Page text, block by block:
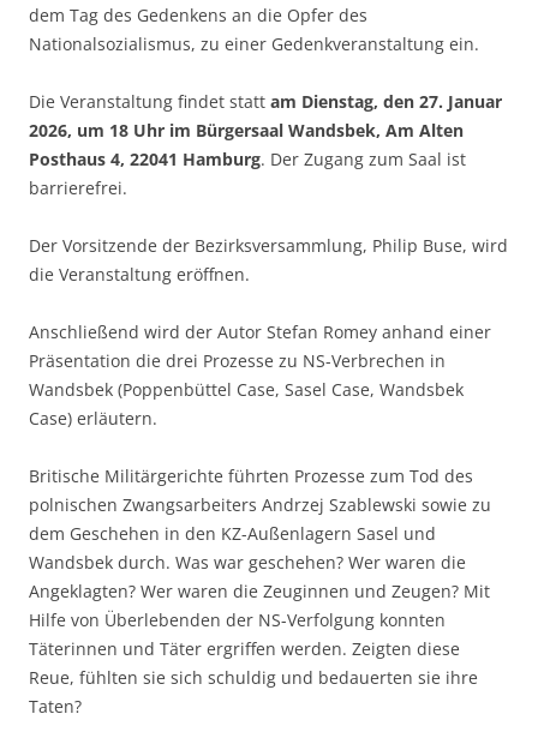
dem Tag des Gedenkens an die Opfer des
Nationalsozialismus, zu einer Gedenkveranstaltung ein.
Die Veranstaltung findet statt am Dienstag, den 27. Januar
2026, um 18 Uhr im Bürgersaal Wandsbek, Am Alten
Posthaus 4, 22041 Hamburg. Der Zugang zum Saal ist
barrierefrei.
Der Vorsitzende der Bezirksversammlung, Philip Buse, wird
die Veranstaltung eröffnen.
Anschließend wird der Autor Stefan Romey anhand einer
Präsentation die drei Prozesse zu NS-Verbrechen in
Wandsbek (Poppenbüttel Case, Sasel Case, Wandsbek
Case) erläutern.
Britische Militärgerichte führten Prozesse zum Tod des
polnischen Zwangsarbeiters Andrzej Szablewski sowie zu
dem Geschehen in den KZ-Außenlagern Sasel und
Wandsbek durch. Was war geschehen? Wer waren die
Angeklagten? Wer waren die Zeuginnen und Zeugen? Mit
Hilfe von Überlebenden der NS-Verfolgung konnten
Täterinnen und Täter ergriffen werden. Zeigten diese
Reue, fühlten sie sich schuldig und bedauerten sie ihre
Taten?